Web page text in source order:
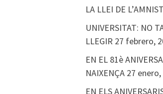
LA LLEI DE
UNIVERSITAT: NO
LLEGIR 27 febrero,
EN EL 81è
NAIXENÇA 27
EN ELS